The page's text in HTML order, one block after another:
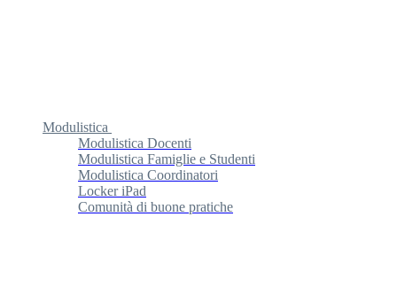
Modulistica
Modulistica Docenti
Modulistica Famiglie e Studenti
Modulistica Coordinatori
Locker iPad
Comunità di buone pratiche